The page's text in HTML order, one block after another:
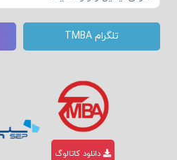
تلگرام TMBA
دانلود کاتالوگ